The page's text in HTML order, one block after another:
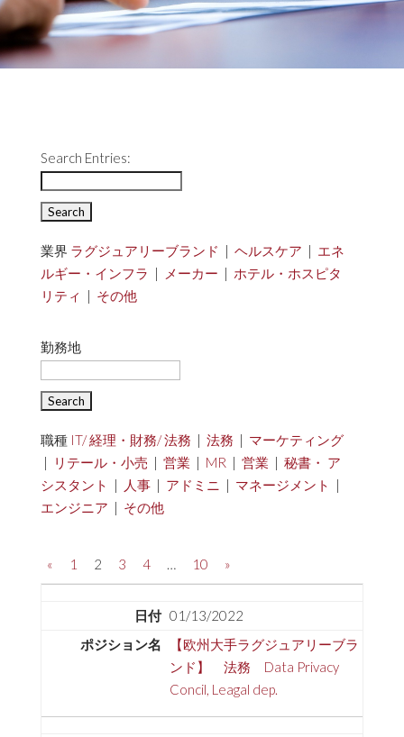
Search Entries:
業界 ラグジュアリーブランド | ヘルスケア | エネ
ルギー・インフラ | メーカー | ホテル・ホスピタ
リティ
| その他
勤務地
職種 IT/ 経理・財務/ 法務 | 法務 | マーケティング
|
リテール・小売 | 営業 | MR | 営業 | 秘書・ ア
シスタント
| 人事| アドミニ | マネージメント
|
エンジニア | その他
« 1 2 3 4 … 10 »
01/13/2022
【欧州大手ラグジュアリーブラ
ンド】 法務 Data Privacy
Concil, Leagal dep.